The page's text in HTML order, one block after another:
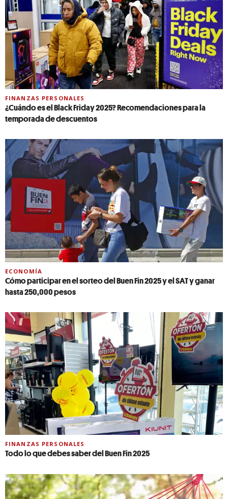
FINANZAS PERSONALES
¿Cuándo es el Black Friday 2025? Recomendaciones para la
temporada de descuentos
ECONOMÍA
Cómo participar en el sorteo del Buen Fin 2025 y el SAT y ganar
hasta 250,000 pesos
FINANZAS PERSONALES
Todo lo que debes saber del Buen Fin 2025